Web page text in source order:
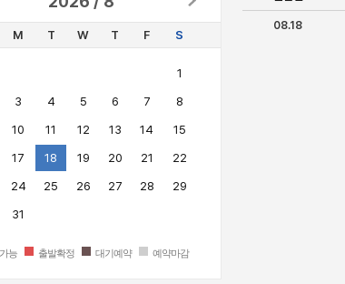
M T W T F S
1
3 4 5 6 7 8
10 11 12 13 14 15
17 18 19 20 21 22
24 25 26 27 28 29
31
능 출발확정 대기예약 예약마감
08.18